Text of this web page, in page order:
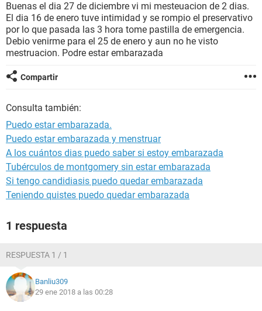
BIENESTAR
SEXUALIDAD
GLOSARIO
Buenas el dia 27 de diciembre vi mi mesteuacion de 2 dias.
El dia 16 de enero tuve intimidad y se rompio el preservativo
por lo que pasada las 3 hora tome pastilla de emergencia.
Debio venirme para el 25 de enero y aun no he visto
mestruacion. Podre estar embarazada
Compartir
Consulta también:
Puedo estar embarazada.
Puedo estar embarazada y menstruar
A los cuántos dias puedo saber si estoy embarazada
Tubérculos de montgomery sin estar embarazada
Si tengo candidiasis puedo quedar embarazada
Teniendo quistes puedo quedar embarazada
1 respuesta
RESPUESTA 1 / 1
Banliu309
29 ene 2018 a las 00:28